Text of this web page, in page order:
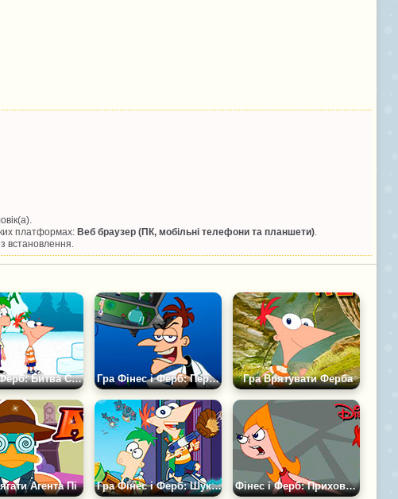
платформах: Веб браузер (ПК, мобільні телефони та планшети)
встановлення.
Фінес і Ферб: Битва Сніжками Гра Фінес і Ферб: Перрі-Скоп Гра Врятувати Ферба
Агента Пі Гра Фінес і Ферб: Шукаємо Букви Фінес і Ферб: Приховані Об'єкти